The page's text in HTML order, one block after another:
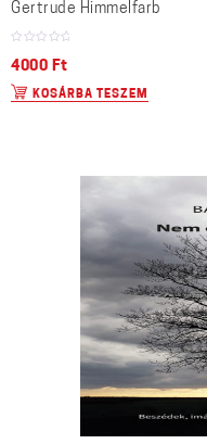
Gertrude Himmelfarb
4000 Ft
KOSÁRBA TESZEM